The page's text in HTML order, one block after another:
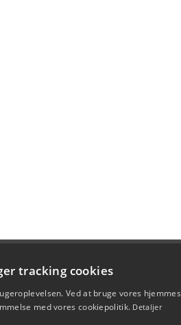
tracking cookies
Ved at bruge vores
med vores cookiepolitik. Detaljer